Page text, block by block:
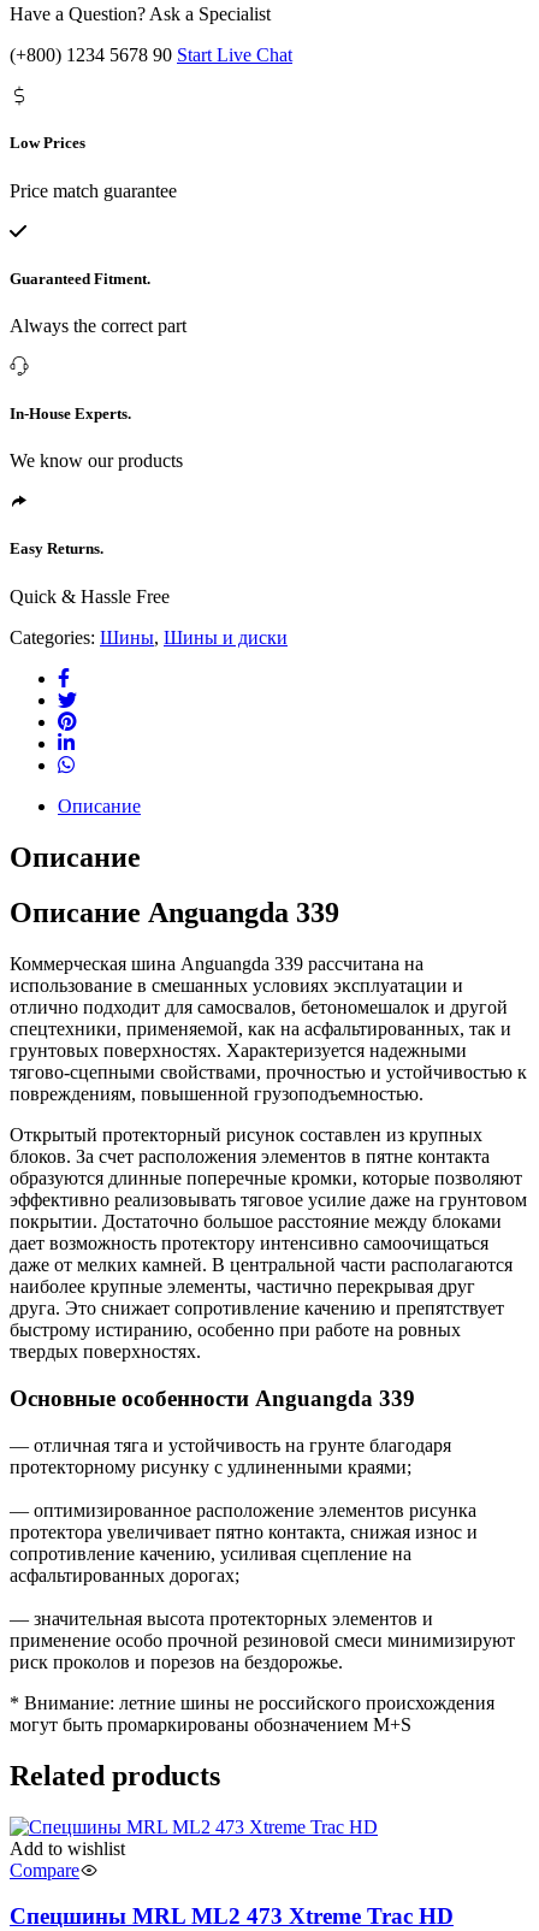
Have a Question? Ask a Specialist
(+800) 1234 5678 90 Start Live Chat
Low Prices
Price match guarantee
Guaranteed Fitment.
Always the correct part
In-House Experts.
We know our products
Easy Returns.
Quick & Hassle Free
Categories: Шины, Шины и диски
Описание
Описание
Описание Anguangda 339
Коммерческая шина Anguangda 339 рассчитана на
использование в смешанных условиях эксплуатации и
отлично подходит для самосвалов, бетономешалок и другой
спецтехники, применяемой, как на асфальтированных, так и
грунтовых поверхностях. Характеризуется надежными
тягово-сцепными свойствами, прочностью и устойчивостью к
повреждениям, повышенной грузоподъемностью.
Открытый протекторный рисунок составлен из крупных
блоков. За счет расположения элементов в пятне контакта
образуются длинные поперечные кромки, которые позволяют
эффективно реализовывать тяговое усилие даже на грунтовом
покрытии. Достаточно большое расстояние между блоками
дает возможность протектору интенсивно самоочищаться
даже от мелких камней. В центральной части располагаются
наиболее крупные элементы, частично перекрывая друг
друга. Это снижает сопротивление качению и препятствует
быстрому истиранию, особенно при работе на ровных
твердых поверхностях.
Основные особенности Anguangda 339
— отличная тяга и устойчивость на грунте благодаря
протекторному рисунку с удлиненными краями;
— оптимизированное расположение элементов рисунка
протектора увеличивает пятно контакта, снижая износ и
сопротивление качению, усиливая сцепление на
асфальтированных дорогах;
— значительная высота протекторных элементов и
применение особо прочной резиновой смеси минимизируют
риск проколов и порезов на бездорожье.
* Внимание: летние шины не российского происхождения
могут быть промаркированы обозначением M+S
Related products
Add to wishlist
Compare
Спецшины MRL ML2 473 Xtreme Trac HD